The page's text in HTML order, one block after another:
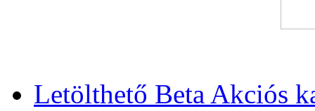
Letölthető Beta Akciós